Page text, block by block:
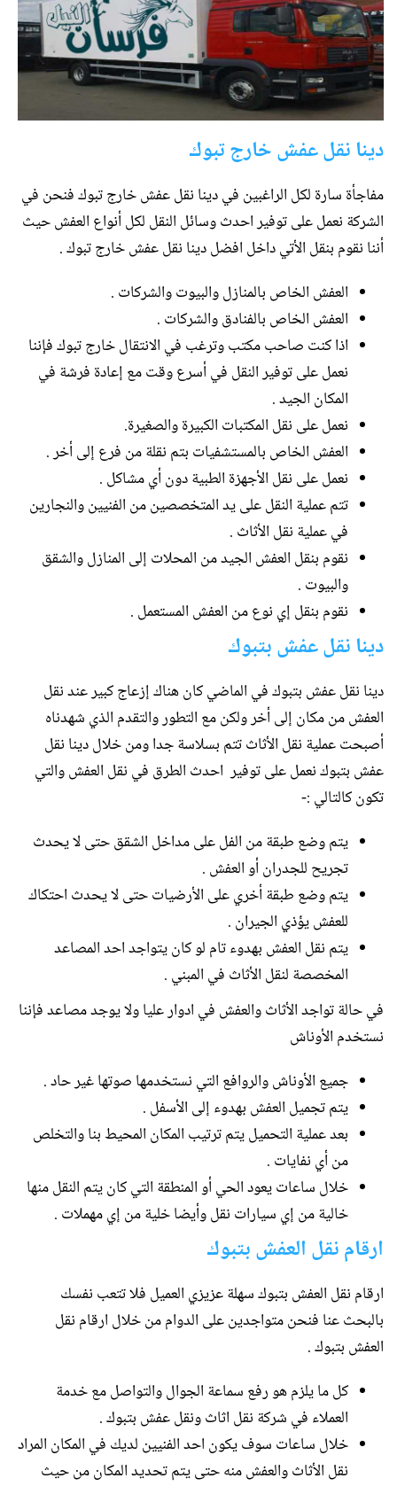
دينا نقل عفش خارج تبوك
مفاجأة سارة لكل الراغبين في دينا نقل عفش خارج تبوك فنحن في
الشركة نعمل على توفير احدث وسائل النقل لكل أنواع العفش حيث
أننا نقوم بنقل الأتي داخل افضل دينا نقل عفش خارج تبوك .
العفش الخاص بالمنازل والبيوت والشركات .
العفش الخاص بالفنادق والشركات .
اذا كنت صاحب مكتب وترغب في الانتقال خارج تبوك فإننا
نعمل على توفير النقل في أسرع وقت مع إعادة فرشة في
المكان الجيد .
نعمل على نقل المكتبات الكبيرة والصغيرة.
العفش الخاص بالمستشفيات بتم نقلة من فرع إلى أخر .
نعمل على نقل الأجهزة الطبية دون أي مشاكل .
تتم عملية النقل على يد المتخصصين من الفنيين والنجارين
في عملية نقل الأثاث .
نقوم بنقل العفش الجيد من المحلات إلى المنازل والشقق
والبيوت .
نقوم بنقل إي نوع من العفش المستعمل .
دينا نقل عفش بتبوك
دينا نقل عفش بتبوك في الماضي كان هناك إزعاج كبير عند نقل
العفش من مكان إلى أخر ولكن مع التطور والتقدم الذي شهدناه
أصبحت عملية نقل الأثاث تتم بسلاسة جدا ومن خلال دينا نقل
عفش بتبوك نعمل على توفير احدث الطرق في نقل العفش والتي
تكون كالتالي :-
يتم وضع طبقة من الفل على مداخل الشقق حتى لا يحدث
تجريح للجدران أو العفش .
يتم وضع طبقة أخري على الأرضيات حتى لا يحدث احتكاك
للعفش يؤذي الجيران .
يتم نقل العفش بهدوء تام لو كان يتواجد احد المصاعد
المخصصة لنقل الأثاث في المبني .
في حالة تواجد الأثاث والعفش في ادوار عليا ولا يوجد مصاعد فإننا
نستخدم الأوناش
جميع الأوناش والروافع التي نستخدمها صوتها غير حاد .
يتم تجميل العفش بهدوء إلى الأسفل .
بعد عملية التحميل يتم ترتيب المكان المحيط بنا والتخلص
من أي نفايات .
خلال ساعات يعود الحي أو المنطقة التي كان يتم النقل منها
خالية من إي سيارات نقل وأيضا خلية من إي مهملات .
ارقام نقل العفش بتبوك
ارقام نقل العفش بتبوك سهلة عزيزي العميل فلا تتعب نفسك
بالبحث عنا فنحن متواجدين على الدوام من خلال ارقام نقل
العفش بتبوك .
كل ما يلزم هو رفع سماعة الجوال والتواصل مع خدمة
العملاء في شركة نقل اثاث ونقل عفش بتبوك .
خلال ساعات سوف يكون احد الفنيين لديك في المكان المراد
نقل الأثاث والعفش منه حتى يتم تحديد المكان من حيث